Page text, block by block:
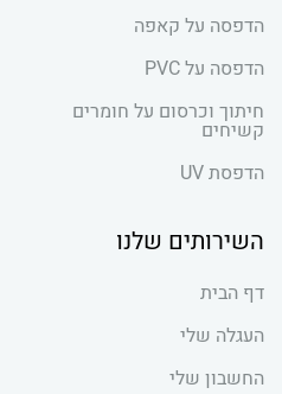
הדפסה על קאפה
הדפסה על PVC
חיתוך וכרסום על חומרים
קשיחים
הדפסת UV
השירותים שלנו
דף הבית
העגלה שלי
החשבון שלי